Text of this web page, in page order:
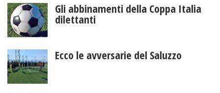
Gli abbinamenti della Coppa Italia
dilettanti
Ecco le avversarie del Saluzzo